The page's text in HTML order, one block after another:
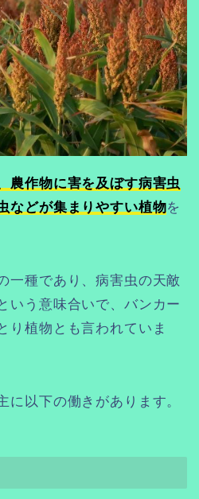
農作物に害を及ぼす病害虫
などが集まりやすい植物を
一種であり、病害虫の天敵
いう意味合いで、バンカー
り植物とも言われていま
に以下の働きがあります。